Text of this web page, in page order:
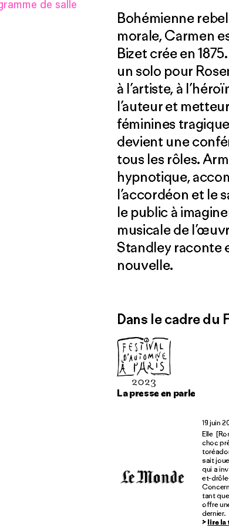
de salle
Bohémienne
morale, Carmen
Bizet crée en
un solo pour
à l’artiste, à
l’auteur et
féminines
devient une
tous les rôles.
hypnotique,
l’accordéon et le
le public à
musicale de
Standley raconte
nouvelle.
Dans le cadre du
La presse en parle
19 juin
Elle
choc
sait
qui a
et-
tant
offre
dernier.
> lire la